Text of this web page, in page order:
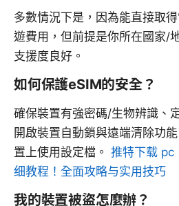
多數情況下是，因為能直接取
遊費用，但前提是你所在國家/
支援度良好。
如何保護eSIM的安全？
確保裝置有強密碼/生物辨識、
開啟裝置自動鎖與遠端清除功
置上使用設定檔。 推特下载 pc
细教程！全面攻略与实用技巧
我的裝置被盜怎麼辦？